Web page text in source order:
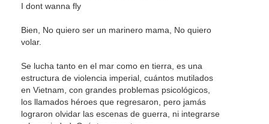
I dont wanna fly
Bien, No quiero ser un marinero mama, No quiero
volar.
Se lucha tanto en el mar como en tierra, es una
estructura de violencia imperial, cuántos mutilados
en Vietnam, con grandes problemas psicológicos,
los llamados héroes que regresaron, pero jamás
lograron olvidar las escenas de guerra, ni integrarse